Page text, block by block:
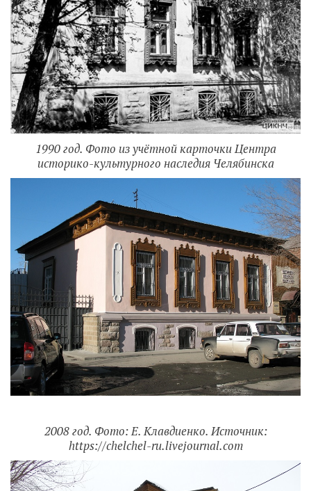
1990 год. Фото из учётной карточки Центра
историко-культурного наследия Челябинска
2008 год. Фото: Е. Клавдиенко. Источник:
https://chelchel-ru.livejournal.com